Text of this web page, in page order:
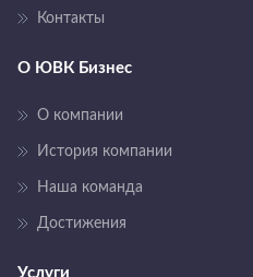
Контакты
О ЮВК Бизнес
О компании
История компании
Наша команда
Достижения
Услуги